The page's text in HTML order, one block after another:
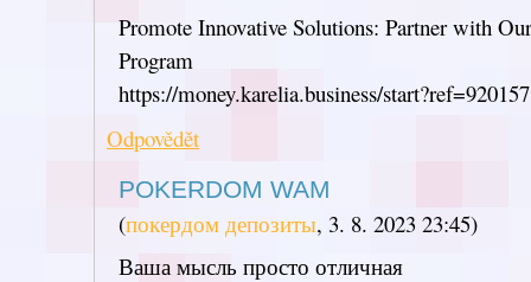
Promote Innovative Solutions: Partner with
Program
https://money.karelia.business/start?ref=920157
Odpovědět
POKERDOM WAM
(покердом депозиты, 3. 8. 2023 23:45)
Ваша мысль просто отличная